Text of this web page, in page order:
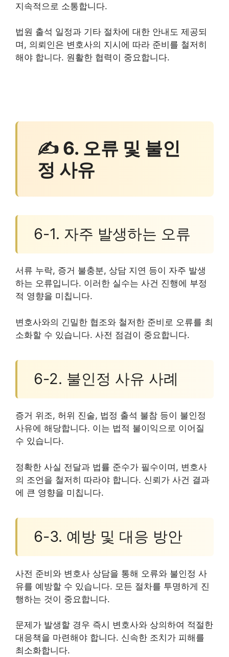
지속적으로 소통합니다.
법원 출석 일정과 기타 절차에 대한 안내도 제공되
며, 의뢰인은 변호사의 지시에 따라 준비를 철저히
해야 합니다. 원활한 협력이 중요합니다.
✍ 6. 오류 및 불인
정 사유
6-1. 자주 발생하는 오류
서류 누락, 증거 불충분, 상담 지연 등이 자주 발생
하는 오류입니다. 이러한 실수는 사건 진행에 부정
적 영향을 미칩니다.
변호사와의 긴밀한 협조와 철저한 준비로 오류를 최
소화할 수 있습니다. 사전 점검이 중요합니다.
6-2. 불인정 사유 사례
증거 위조, 허위 진술, 법정 출석 불참 등이 불인정
사유에 해당합니다. 이는 법적 불이익으로 이어질
수 있습니다.
정확한 사실 전달과 법률 준수가 필수이며, 변호사
의 조언을 철저히 따라야 합니다. 신뢰가 사건 결과
에 큰 영향을 미칩니다.
6-3. 예방 및 대응 방안
사전 준비와 변호사 상담을 통해 오류와 불인정 사
유를 예방할 수 있습니다. 모든 절차를 투명하게 진
행하는 것이 중요합니다.
문제가 발생할 경우 즉시 변호사와 상의하여 적절한
대응책을 마련해야 합니다. 신속한 조치가 피해를
최소화합니다.